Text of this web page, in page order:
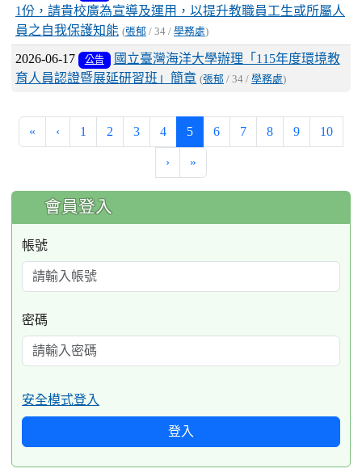
1份，請貴校廣為宣導及運用，以提升教職員工生或所屬人
員之自我保護知能 (張郁 / 34 / 學務處)
2026-06-17 公告
國立臺灣海洋大學辦理「115年度環境教
育人員認證暨展延研習班」簡章 (張郁 / 34 / 學務處)
« ‹ 1 2 3 4 5(current)
6 7 8 9 10
› »
:::
會員登入
帳號
密碼
安全模式登入
登入